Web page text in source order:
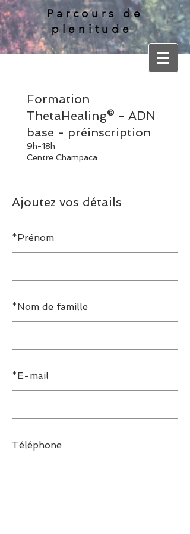
Parcours de
plenitude
Ajoutez vos détails
*Prénom
*Nom de famille
*E-mail
Téléphone
Formation
ThetaHealing® - ADN
base - préinscription
9h-18h
Centre Champaca